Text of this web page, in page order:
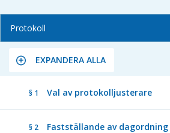
Protokoll
EXPANDERA ALLA
§ 1 Val av protokolljusterare
§ 2 Fastställande av dagordning